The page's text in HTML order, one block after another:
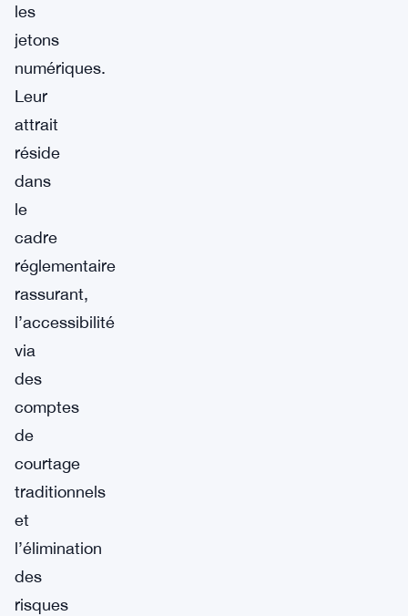
les
jetons
numériques.
Leur
attrait
réside
dans
le
cadre
réglementaire
rassurant,
l’accessibilité
via
des
comptes
de
courtage
traditionnels
et
l’élimination
des
risques